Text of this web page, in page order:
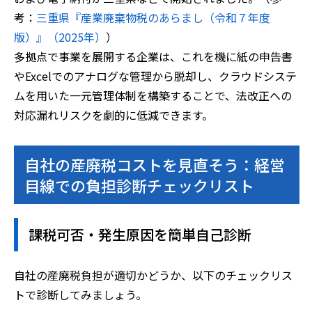
考： 三重県『産業廃棄物税のあらまし（令和７年度
版）』（2025年） ）
多拠点で事業を展開する企業は、これを機に紙の申告書
やExcelでのアナログな管理から脱却し、クラウドシステ
ムを用いた一元管理体制を構築することで、法改正への
対応漏れリスクを劇的に低減できます。
自社の産廃税コストを見直そう：経営
目線での負担診断チェックリスト
課税可否・発生原因を簡単自己診断
自社の産廃税負担が適切かどうか、以下のチェックリス
トで診断してみましょう。